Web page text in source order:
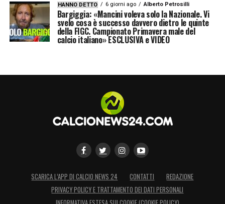
HANNO DETTO 6 giorni ago Alberto Petrosilli
Bargiggia: «Mancini voleva solo la Nazionale. Vi
svelo cosa è successo davvero dietro le quinte
della FIGC. Campionato Primavera male del
calcio italiano» ESCLUSIVA e VIDEO
SCARICA L’APP DI CALCIO NEWS 24 CONTATTI
REDAZIONE
PRIVACY POLICY E TRATTAMENTO DEI DATI PERSONALI